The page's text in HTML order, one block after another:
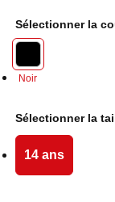
Sélectionner la
Noir
Sélectionner la
14 ans